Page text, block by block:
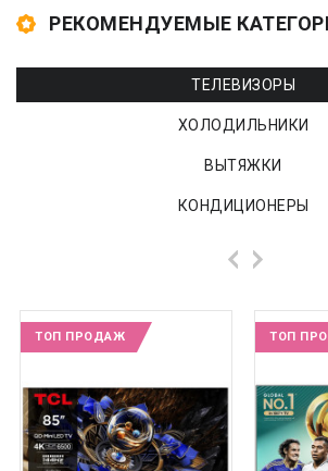
РЕКОМЕНДУЕМЫЕ
ТЕЛЕВИЗОРЫ
ХОЛОДИЛЬНИКИ
ВЫТЯЖКИ
КОНДИЦИОНЕРЫ
ТОП ПРОДАЖ ТОП